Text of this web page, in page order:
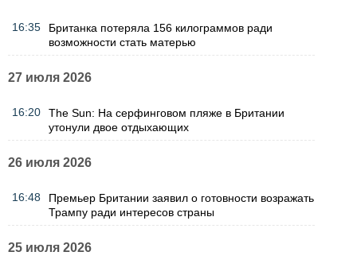
16:35
Британка потеряла 156 килограммов ради
возможности стать матерью
27 июля 2026
16:20
The Sun: На серфинговом пляже в Британии
утонули двое отдыхающих
26 июля 2026
16:48
Премьер Британии заявил о готовности возражать
Трампу ради интересов страны
25 июля 2026